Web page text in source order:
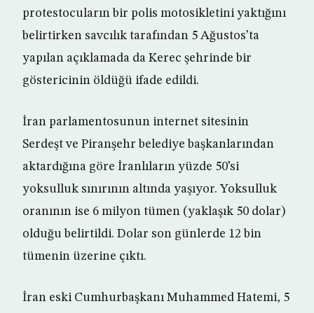
protestocuların bir polis motosikletini yaktığını
belirtirken savcılık tarafından 5 Ağustos’ta
yapılan açıklamada da Kerec şehrinde bir
göstericinin öldüğü ifade edildi.
İran parlamentosunun internet sitesinin
Serdeşt ve Piranşehr belediye başkanlarından
aktardığına göre İranlıların yüzde 50’si
yoksulluk sınırının altında yaşıyor. Yoksulluk
oranının ise 6 milyon tümen (yaklaşık 50 dolar)
olduğu belirtildi. Dolar son günlerde 12 bin
tümenin üzerine çıktı.
İran eski Cumhurbaşkanı Muhammed Hatemi, 5